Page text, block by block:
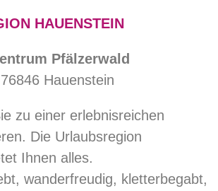
HAUENSTEIN
Pfälzerwald
Hauenstein
zu einer erlebnisreichen
Die Urlaubsregion
Ihnen alles.
wanderfreudig, kletterbegabt,